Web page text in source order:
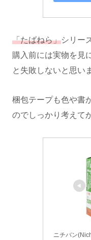
「たばねら」シリー
購入前には実物を見
と失敗しないと思い
梱包テープも色や書
のでしっかり考えて
ニチバン